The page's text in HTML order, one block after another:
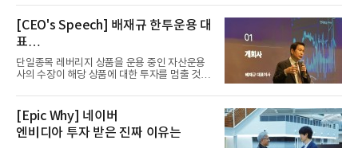
[CEO's Speech] 배재규 한투운용 대
표
“개별종목 레버리지 투자 지금이라도
멈춰라”
단일종목 레버리지 상품을 운용 중인 자산운용
사의 수장이 해당 상품에 대한 투자를 멈출 것을
[Epic Why] 네이버
엔비디아 투자 받은 진짜 이유는